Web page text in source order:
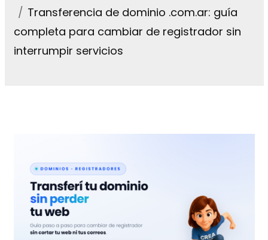
Transferencia de dominio .com.ar: guía
completa para cambiar de registrador sin
interrumpir servicios